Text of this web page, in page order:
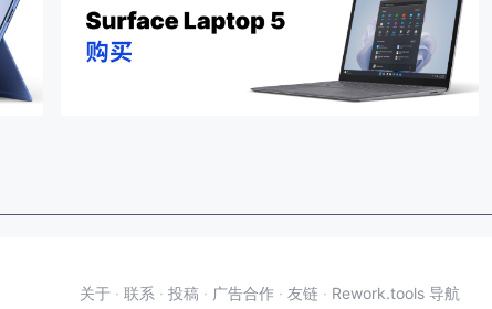
关于 · 联系 · 投稿 · 广告合作 · 友链 · Rework.tools 导航